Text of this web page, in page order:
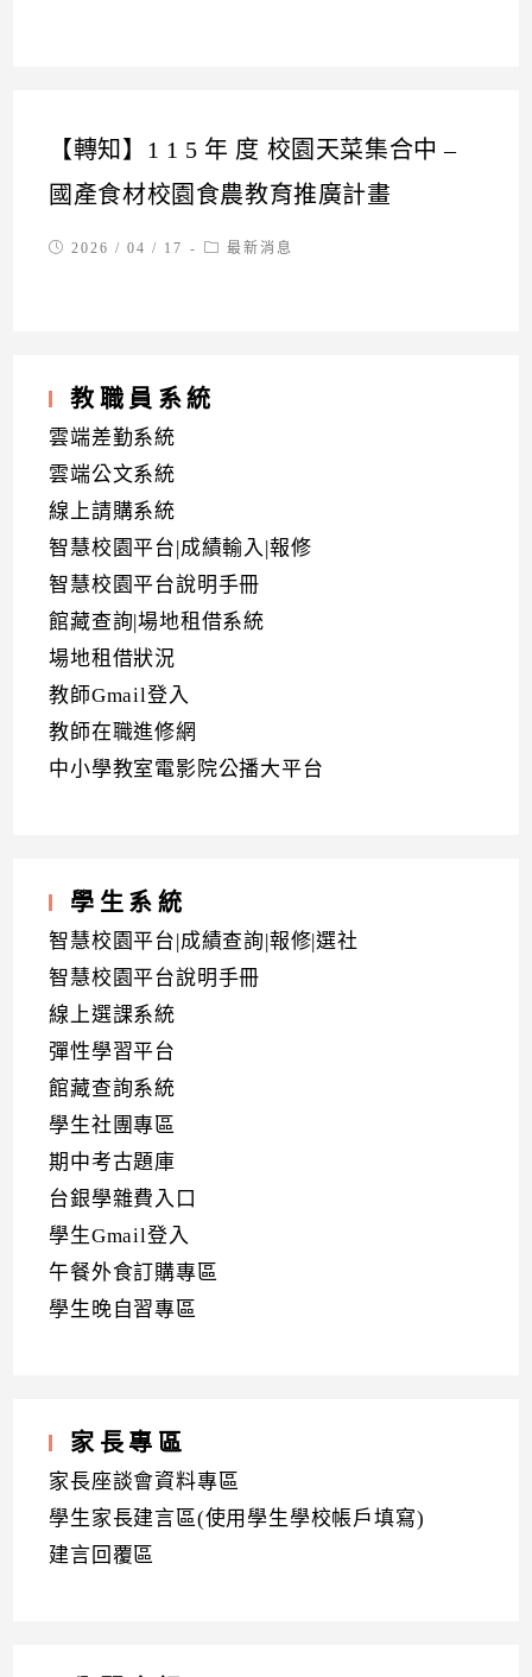
【轉知】1 1 5 年 度 校園天菜集合中 –
國產食材校園食農教育推廣計畫
Post2026 / 04 / 17
Post最新消息
教職員系統
雲端差勤系統
雲端公文系統
線上請購系統
智慧校園平台|成績輸入|報修
智慧校園平台說明手冊
館藏查詢|場地租借系統
場地租借狀況
教師Gmail登入
教師在職進修網
中小學教室電影院公播大平台
學生系統
智慧校園平台|成績查詢|報修|選社
智慧校園平台說明手冊
線上選課系統
彈性學習平台
館藏查詢系統
學生社團專區
期中考古題庫
台銀學雜費入口
學生Gmail登入
午餐外食訂購專區
學生晚自習專區
家長專區
家長座談會資料專區
學生家長建言區(使用學生學校帳戶填寫)
建言回覆區